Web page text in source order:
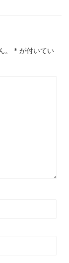
* が付いてい